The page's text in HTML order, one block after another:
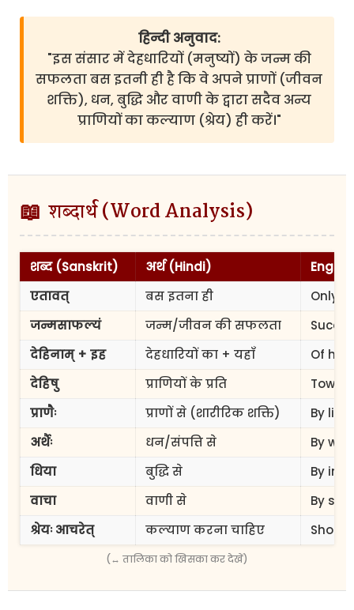
हिन्दी अनुवाद:
"इस संसार में देहधारियों (मनुष्यों) के जन्म की
सफलता बस इतनी ही है कि वे अपने प्राणों (जीवन
शक्ति), धन, बुद्धि और वाणी के द्वारा सदैव अन्य
प्राणियों का कल्याण (श्रेय) ही करें।"
📖 शब्दार्थ (Word Analysis)
शब्द (Sanskrit) अर्थ (Hindi)
एतावत्
बस इतना ही
Only
जन्मसाफल्यं
जन्म/जीवन की सफलता
देहिनाम् + इह
देहधारियों का + यहाँ
Of
देहिषु
प्राणियों के प्रति
प्राणैः
प्राणों से (शारीरिक शक्ति)
By life
अर्थैः
धन/संपत्ति से
By
धिया
बुद्धि से
By
वाचा
वाणी से
By
श्रेयः आचरेत्
कल्याण करना चाहिए
(↔ तालिका को खिसका कर देखें)